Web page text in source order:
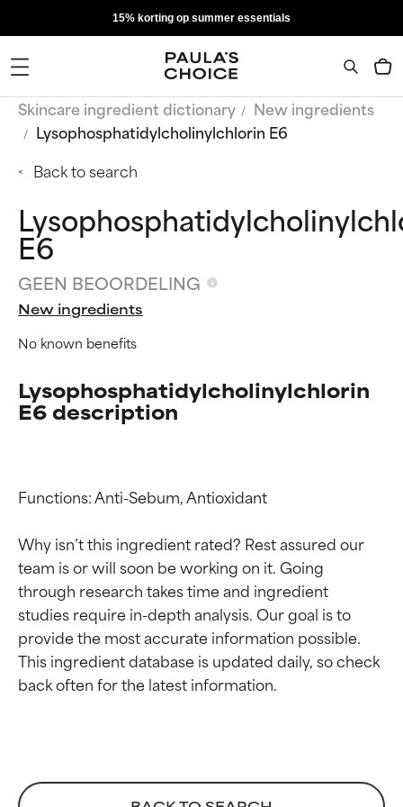
15% korting op summer essentials
Skincare ingredient dictionary
New ingredients
Lysophosphatidylcholinylchlorin E6
Back to search
E6
GEEN BEOORDELING
New ingredients
No known benefits
Lysophosphatidylcholinylchlorin
E6 description
Functions: Anti-Sebum, Antioxidant
Why isn’t this ingredient rated? Rest assured our
team is or will soon be working on it. Going
through research takes time and ingredient
studies require in-depth analysis. Our goal is to
provide the most accurate information possible.
This ingredient database is updated daily, so check
ingrediënten
ingrediënten